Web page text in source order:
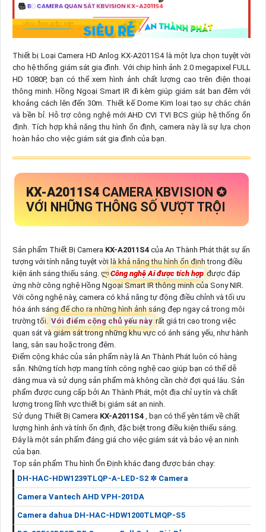
Thiết bị Loại Camera HD Anlog KX-A2011S4 là một lựa chọn tuyệt vời
cho hệ thống giám sát gia đình. Với chip hình ảnh 2.0 megapixel FULL
HD 1080P, bạn có thể xem hình ảnh chất lượng cao trên điện thoại
thông minh. Hồng Ngoại Smart IR đi kèm giúp giám sát ban đêm với
khoảng cách lên đến 30m. Thiết kế Dome Kim loại tạo sự chắc chắn
và bền bỉ. Hỗ trợ công nghệ mới AHD CVI TVI BCS giúp hệ thống ổn
định. Tích hợp khả năng thu hình ổn định, camera này là sự lựa chọn
hoàn hảo cho việc giám sát gia đình của bạn.
KX-A2011S4 CAMERA KBVISION ✪
VỚI NHỮNG THÔNG SỐ VƯỢT TRỘI
Sản phẩm Thiết Bị Camera KX-A2011S4 của An Thành Phát thật sự ấn
tượng với tính năng tuyệt vời là khả năng thu hình ổn định trong điều
kiện ánh sáng thiếu sáng. ლCông nghệ Ai được tích hợp được đáp
ứng nhờ công nghệ Hồng Ngoại Smart IR thông minh của Sony NIR.
Với công nghệ này, camera có khả năng tự động điều chỉnh và tối ưu
hóa ánh sáng để cho ra những hình ảnh sáng đẹp ngay cả trong môi
trường tối. Với điểm cộng chủ yếu này rất giá trị cao trong việc
quan sát và giám sát trong những khu vực có ánh sáng yếu, như hành
lang, sân sau hoặc trong đêm.
Điểm cộng khác của sản phẩm này là An Thành Phát luôn có hàng
sẵn. Những tích hợp mang tính công nghệ cao giúp bạn có thể dễ
dàng mua và sử dụng sản phẩm mà không cần chờ đợi quá lâu. Sản
phẩm được cung cấp bởi An Thành Phát, một địa chỉ uy tín và chất
lượng trong lĩnh vực thiết bị giám sát an ninh.
Sử dụng Thiết Bị Camera KX-A2011S4 , bạn có thể yên tâm về chất
lượng hình ảnh và tính ổn định, đặc biệt trong điều kiện thiếu sáng.
Đây là một sản phẩm đáng giá cho việc giám sát và bảo vệ an ninh
của bạn.
Top sản phẩm Thu hình Ổn Định khác đang được bán chạy:
DH-HAC-HDW1239TLQP-A-LED-S2 ✲ Camera
Camera Vantech AHD VPH-201DA
Camera dahua DH-HAC-HDW1200TLMQP-S5